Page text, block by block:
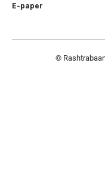
E-paper
©